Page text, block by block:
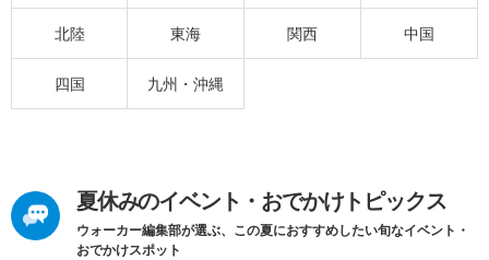
北陸 東海 関西 中国
四国 九州・沖縄
夏休みのイベント・おでかけトピックス
ウォーカー編集部が選ぶ、この夏におすすめしたい旬なイベント・
おでかけスポット